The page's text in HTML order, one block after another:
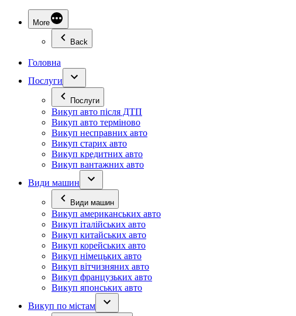
More
Back
Головна
Послуги
Послуги
Викуп авто після ДТП
Викуп авто терміново
Викуп несправних авто
Викуп старих авто
Викуп кредитних авто
Викуп вантажних авто
Види машин
Види машин
Викуп американських авто
Викуп італійських авто
Викуп китайських авто
Викуп корейських авто
Викуп німецьких авто
Викуп вітчизняних авто
Викуп французьких авто
Викуп японських авто
Викуп по містам